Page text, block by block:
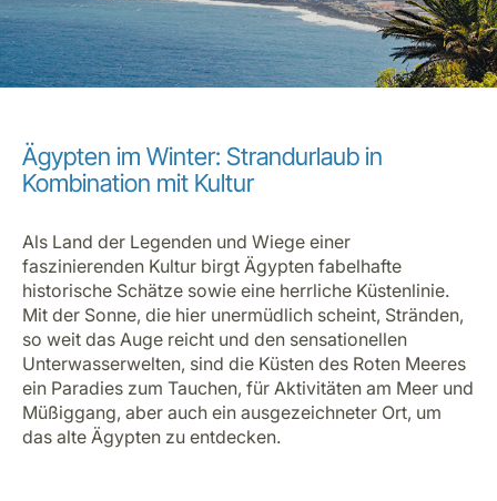
Ägypten im Winter: Strandurlaub in
Kombination mit Kultur
Als Land der Legenden und Wiege einer
faszinierenden Kultur birgt Ägypten fabelhafte
historische Schätze sowie eine herrliche Küstenlinie.
Mit der Sonne, die hier unermüdlich scheint, Stränden,
so weit das Auge reicht und den sensationellen
Unterwasserwelten, sind die Küsten des Roten Meeres
ein Paradies zum Tauchen, für Aktivitäten am Meer und
Müßiggang, aber auch ein ausgezeichneter Ort, um
das alte Ägypten zu entdecken.